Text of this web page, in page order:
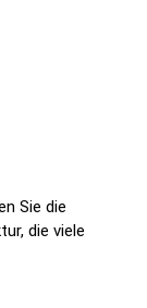
Sie die
die viele